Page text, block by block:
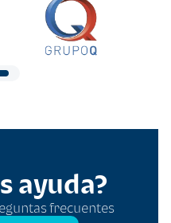
ayuda?
frecuentes